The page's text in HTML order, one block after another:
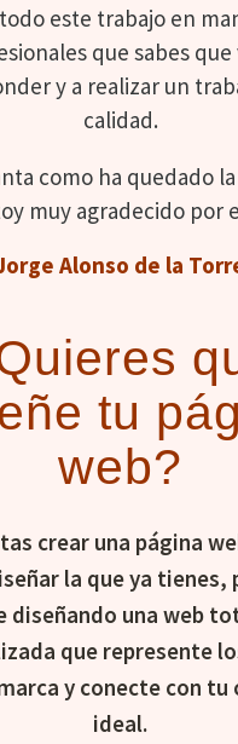
este trabajo en
que sabes que
y a realizar un
calidad.
como ha quedado
muy agradecido por
Alonso de la
tu
web?
crear una página
la que ya tienes,
diseñando una web
que represente
y conecte con tu
ideal.